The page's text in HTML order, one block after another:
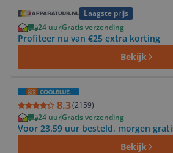
Laagste prijs
24 uurGratis verzending
Profiteer nu van €25 extra korting
Bekijk
8.3(2159)
24 uurGratis verzending
Voor 23.59 uur besteld, morgen
Bekijk